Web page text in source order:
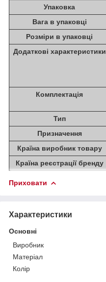
Упаковка
Вага в упаковці
Розміри в упаковці
Додаткові характеристики
Комплектація
Тип
Призначення
Країна виробник товару
Країна реєстрації бренду
Приховати
Характеристики
Основні
Виробник
Матеріал
Колір